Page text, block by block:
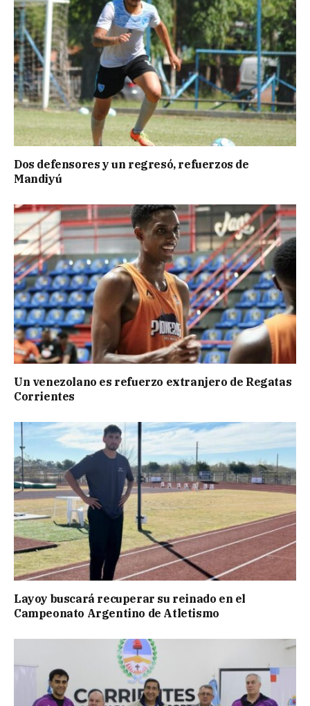
Dos defensores y un regresó, refuerzos de
Mandiyú
Un venezolano es refuerzo extranjero de Regatas
Corrientes
Layoy buscará recuperar su reinado en el
Campeonato Argentino de Atletismo